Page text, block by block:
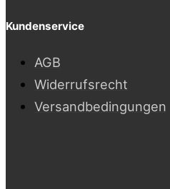
Kundenservice
AGB
Widerrufsrecht
Versandbedingungen